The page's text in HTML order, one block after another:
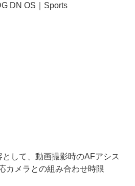
DN OS｜Sports
して、動画撮影時のAFアシス
カメラとの組み合わせ時限